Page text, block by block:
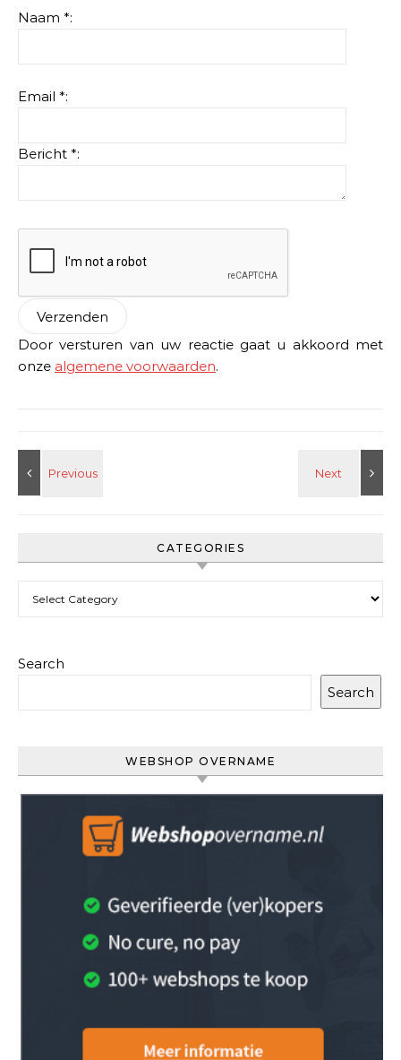
Naam *:
Email *:
Bericht *:
Door versturen van uw reactie gaat u akkoord met
onze algemene voorwaarden.
CATEGORIES
Search
Search
WEBSHOP OVERNAME